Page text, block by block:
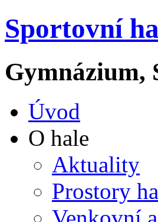
Sportovní
Gymnázium,
Úvod
O hale
Aktuality
Prostory